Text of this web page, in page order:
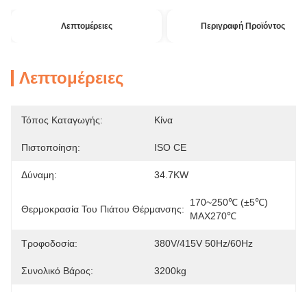
Λεπτομέρειες Περιγραφή Προϊόντος
Λεπτομέρειες
Τόπος Καταγωγής: Κίνα
Πιστοποίηση: ISO CE
Δύναμη: 34.7KW
Θερμοκρασία Του Πιάτου Θέρμανσης:
170~250℃ (±5℃)
MAX270℃
Τροφοδοσία: 380V/415V 50Hz/60Hz
Συνολικό Βάρος: 3200kg